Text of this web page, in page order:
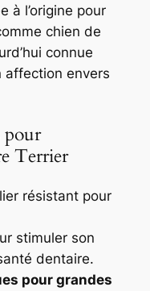
à l’origine pour
chien de
connue
affection envers
pour
Terrier
résistant pour
stimuler son
dentaire.
pour grandes